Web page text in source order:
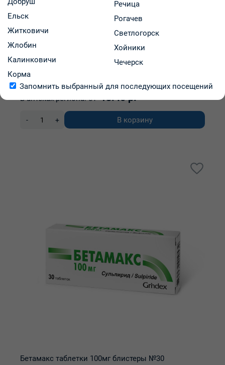
Бетамакс таблетки 50мг блистеры №30
Код: 41748
В аптеках региона: от 13.40 р.
- + В корзину
Бетамакс таблетки 100мг блистеры №30
Ельск
Житковичи
Жлобин
Калинковичи
Корма
Речица
Рогачев
Светлогорск
Хойники
Чечерск
Запомнить выбранный для последующих посещений